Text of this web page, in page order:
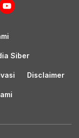
Siber
Disclaimer